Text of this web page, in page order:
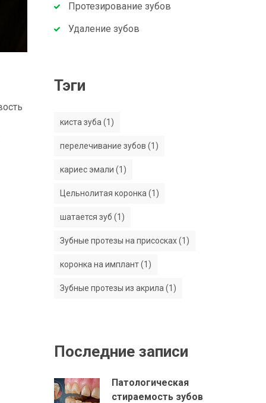
Протезирование зубов
Удаление зубов
Тэги
киста зуба (1)
перелечивание зубов (1)
кариес эмали (1)
Цельнолитая коронка (1)
шатается зуб (1)
Зубные протезы на присосках (1)
коронка на имплант (1)
Зубные протезы из акрила (1)
Последние записи
Патологическая
стираемость зубов